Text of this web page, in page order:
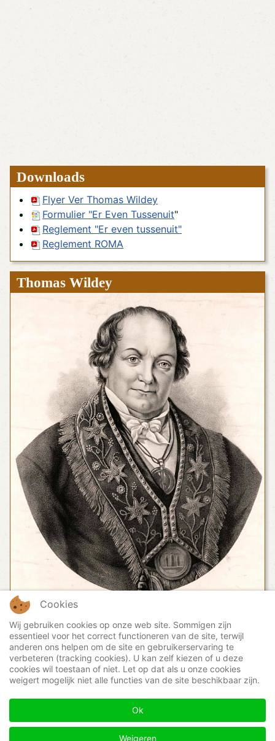
Downloads
Flyer Ver Thomas Wildey
Formulier "Er Even Tussenuit"
Reglement "Er even tussenuit"
Reglement ROMA
Thomas Wildey
Zie
ook
ANBI status
De Vereniging Thomas Wildey heeft de ANBI-status. Het
Cookies
Wij gebruiken cookies op onze web site. Sommigen zijn
essentieel voor het correct functioneren van de site, terwijl
anderen ons helpen om de site en gebruikerservaring te
verbeteren (tracking cookies). U kan zelf kiezen of u deze
cookies wil toestaan of niet. Let op dat als u onze cookies
weigert mogelijk niet alle functies van de site beschikbaar zijn.
Ok
Weigeren